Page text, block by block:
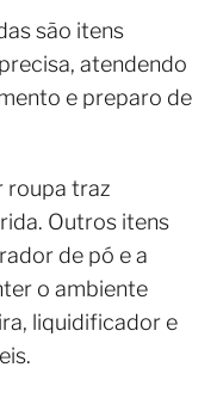
são itens
atendendo
e preparo de
roupa traz
Outros itens
de pó e a
o ambiente
liquidificador e